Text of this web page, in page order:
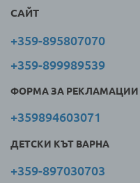
САЙТ
+359-895807070
+359-899989539
ФОРМА ЗА РЕКЛАМАЦИИ
+359894603071
ДЕТСКИ КЪТ ВАРНА
+359-897030703